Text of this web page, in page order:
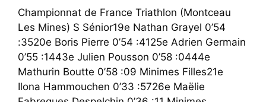
Championnat de France Triathlon (Montceau
Les Mines) S Sénior19e Nathan Grayel 0’54
:3520e Boris Pierre 0’54 :4125e Adrien Germain
0’55 :1443e Julien Pousson 0’58 :0444e
Mathurin Boutte 0’58 :09 Minimes Filles21e
Ilona Hammouchen 0’33 :5726e Maëlie